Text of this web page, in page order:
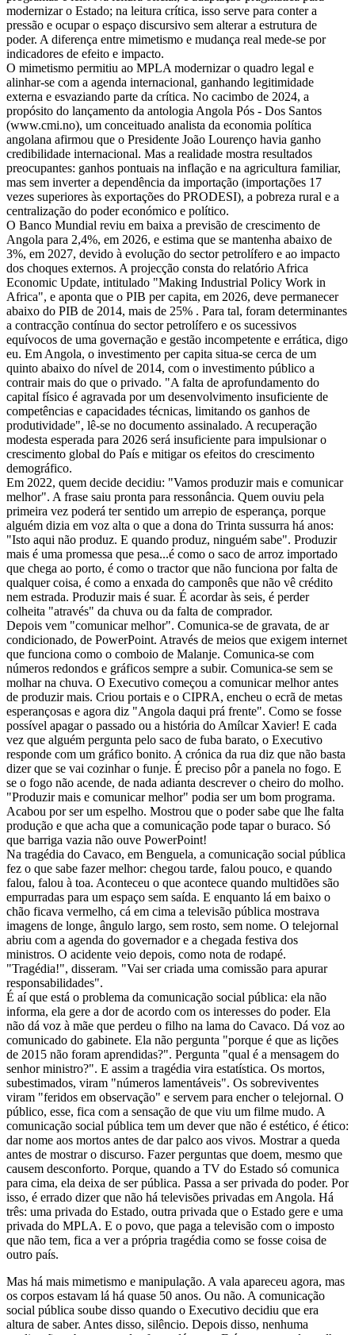
modernizar o Estado; na leitura crítica, isso serve para conter a
pressão e ocupar o espaço discursivo sem alterar a estrutura de
poder. A diferença entre mimetismo e mudança real mede-se por
indicadores de efeito e impacto.
O mimetismo permitiu ao MPLA modernizar o quadro legal e
alinhar-se com a agenda internacional, ganhando legitimidade
externa e esvaziando parte da crítica. No cacimbo de 2024, a
propósito do lançamento da antologia Angola Pós - Dos Santos
(www.cmi.no), um conceituado analista da economia política
angolana afirmou que o Presidente João Lourenço havia ganho
credibilidade internacional. Mas a realidade mostra resultados
preocupantes: ganhos pontuais na inflação e na agricultura familiar,
mas sem inverter a dependência da importação (importações 17
vezes superiores às exportações do PRODESI), a pobreza rural e a
centralização do poder económico e político.
O Banco Mundial reviu em baixa a previsão de crescimento de
Angola para 2,4%, em 2026, e estima que se mantenha abaixo de
3%, em 2027, devido à evolução do sector petrolífero e ao impacto
dos choques externos. A projecção consta do relatório Africa
Economic Update, intitulado "Making Industrial Policy Work in
Africa", e aponta que o PIB per capita, em 2026, deve permanecer
abaixo do PIB de 2014, mais de 25% . Para tal, foram determinantes
a contracção contínua do sector petrolífero e os sucessivos
equívocos de uma governação e gestão incompetente e errática, digo
eu. Em Angola, o investimento per capita situa-se cerca de um
quinto abaixo do nível de 2014, com o investimento público a
contrair mais do que o privado. "A falta de aprofundamento do
capital físico é agravada por um desenvolvimento insuficiente de
competências e capacidades técnicas, limitando os ganhos de
produtividade", lê-se no documento assinalado. A recuperação
modesta esperada para 2026 será insuficiente para impulsionar o
crescimento global do País e mitigar os efeitos do crescimento
demográfico.
Em 2022, quem decide decidiu: "Vamos produzir mais e comunicar
melhor". A frase saiu pronta para ressonância. Quem ouviu pela
primeira vez poderá ter sentido um arrepio de esperança, porque
alguém dizia em voz alta o que a dona do Trinta sussurra há anos:
"Isto aqui não produz. E quando produz, ninguém sabe". Produzir
mais é uma promessa que pesa...é como o saco de arroz importado
que chega ao porto, é como o tractor que não funciona por falta de
qualquer coisa, é como a enxada do camponês que não vê crédito
nem estrada. Produzir mais é suar. É acordar às seis, é perder
colheita "através" da chuva ou da falta de comprador.
Depois vem "comunicar melhor". Comunica-se de gravata, de ar
condicionado, de PowerPoint. Através de meios que exigem internet
que funciona como o comboio de Malanje. Comunica-se com
números redondos e gráficos sempre a subir. Comunica-se sem se
molhar na chuva. O Executivo começou a comunicar melhor antes
de produzir mais. Criou portais e o CIPRA, encheu o ecrã de metas
esperançosas e agora diz "Angola daqui prá frente". Como se fosse
possível apagar o passado ou a história do Amílcar Xavier! E cada
vez que alguém pergunta pelo saco de fuba barato, o Executivo
responde com um gráfico bonito. A crónica da rua diz que não basta
dizer que se vai cozinhar o funje. É preciso pôr a panela no fogo. E
se o fogo não acende, de nada adianta descrever o cheiro do molho.
"Produzir mais e comunicar melhor" podia ser um bom programa.
Acabou por ser um espelho. Mostrou que o poder sabe que lhe falta
produção e que acha que a comunicação pode tapar o buraco. Só
que barriga vazia não ouve PowerPoint!
Na tragédia do Cavaco, em Benguela, a comunicação social pública
fez o que sabe fazer melhor: chegou tarde, falou pouco, e quando
falou, falou à toa. Aconteceu o que acontece quando multidões são
empurradas para um espaço sem saída. E enquanto lá em baixo o
chão ficava vermelho, cá em cima a televisão pública mostrava
imagens de longe, ângulo largo, sem rosto, sem nome. O telejornal
abriu com a agenda do governador e a chegada festiva dos
ministros. O acidente veio depois, como nota de rodapé.
"Tragédia!", disseram. "Vai ser criada uma comissão para apurar
responsabilidades".
É aí que está o problema da comunicação social pública: ela não
informa, ela gere a dor de acordo com os interesses do poder. Ela
não dá voz à mãe que perdeu o filho na lama do Cavaco. Dá voz ao
comunicado do gabinete. Ela não pergunta "porque é que as lições
de 2015 não foram aprendidas?". Pergunta "qual é a mensagem do
senhor ministro?". E assim a tragédia vira estatística. Os mortos,
subestimados, viram "números lamentáveis". Os sobreviventes
viram "feridos em observação" e servem para encher o telejornal. O
público, esse, fica com a sensação de que viu um filme mudo. A
comunicação social pública tem um dever que não é estético, é ético:
dar nome aos mortos antes de dar palco aos vivos. Mostrar a queda
antes de mostrar o discurso. Fazer perguntas que doem, mesmo que
causem desconforto. Porque, quando a TV do Estado só comunica
para cima, ela deixa de ser pública. Passa a ser privada do poder. Por
isso, é errado dizer que não há televisões privadas em Angola. Há
três: uma privada do Estado, outra privada que o Estado gere e uma
privada do MPLA. E o povo, que paga a televisão com o imposto
que não tem, fica a ver a própria tragédia como se fosse coisa de
outro país.
Mas há mais mimetismo e manipulação. A vala apareceu agora, mas
os corpos estavam lá há quase 50 anos. Ou não. A comunicação
social pública soube disso quando o Executivo decidiu que era
altura de saber. Antes disso, silêncio. Depois disso, nenhuma